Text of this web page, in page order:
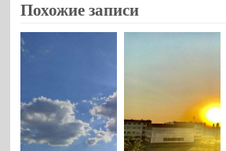
Похожие записи